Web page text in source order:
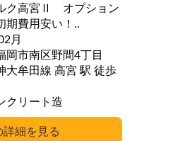
ク高宮Ⅱ オプション
期費用安い！..
月
岡市南区野間4丁目
牟田線 高宮 駅 徒歩
クリート造